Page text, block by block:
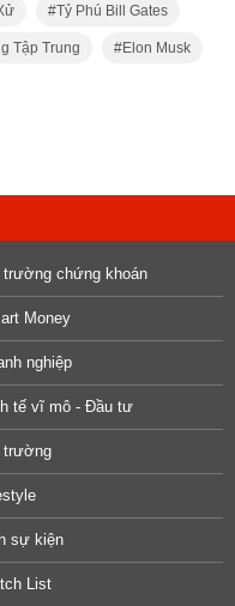
Tỷ Phú Bill Gates
Tập Trung Elon Musk
trường chứng khoán
Money
nghiệp
tế vĩ mô - Đầu tư
trường
sự kiện
List